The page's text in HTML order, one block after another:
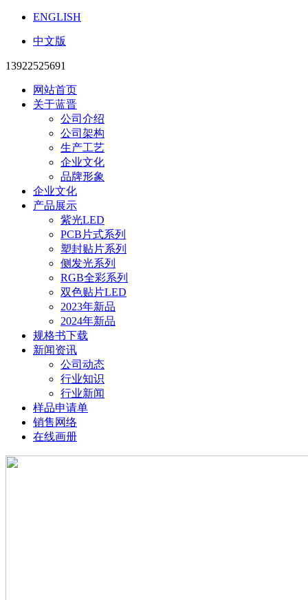
ENGLISH
中文版
13922525691
网站首页
关于蓝晋
公司介绍
公司架构
生产工艺
企业文化
品牌形象
企业文化
产品展示
紫光LED
PCB片式系列
塑封贴片系列
侧发光系列
RGB全彩系列
双色贴片LED
2023年新品
2024年新品
规格书下载
新闻资讯
公司动态
行业知识
行业新闻
样品申请单
销售网络
在线画册